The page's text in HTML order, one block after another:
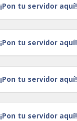
¡Pon tu servidor aquí!
¡Pon tu servidor aquí!
¡Pon tu servidor aquí!
¡Pon tu servidor aquí!